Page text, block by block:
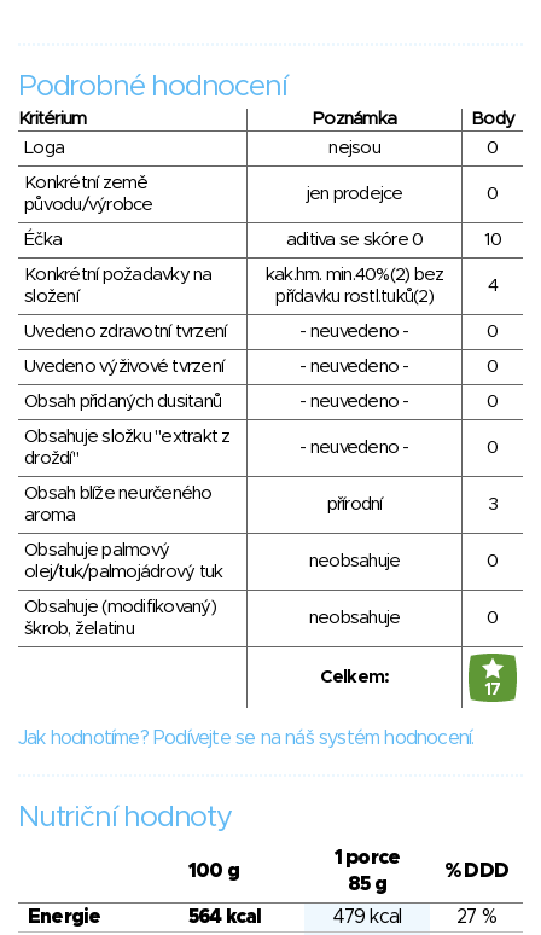
Podrobné hodnocení
Kritérium Poznámka
Body
Loga
nejsou
0
Konkrétní země
původu/výrobce
jen prodejce 0
Éčka aditiva se skóre 0
10
Konkrétní požadavky na
složení
kak.hm. min.40%(2) bez
přídavku rostl.tuků(2)
4
Uvedeno zdravotní tvrzení - neuvedeno -
0
Uvedeno výživové tvrzení
- neuvedeno -
0
Obsah přidaných dusitanů
- neuvedeno -
0
Obsahuje složku "extrakt z
droždí"
- neuvedeno - 0
Obsah blíže neurčeného
aroma
přírodní 3
Obsahuje palmový
olej/tuk/palmojádrový tuk
neobsahuje 0
Obsahuje (modifikovaný)
škrob, želatinu
neobsahuje 0
Celkem:
17
Jak hodnotíme? Podívejte se na náš systém hodnocení.
Nutriční hodnoty
100 g
1 porce
85 g
% DDD
Energie 564 kcal 479 kcal
27 %